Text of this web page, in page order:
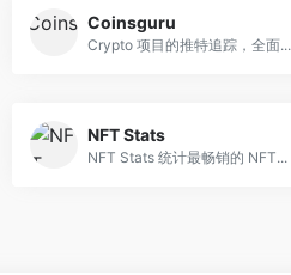
Coinsguru
Crypto 项目的推特追踪，全面...
NFT Stats
NFT Stats 统计最畅销的 NFT...